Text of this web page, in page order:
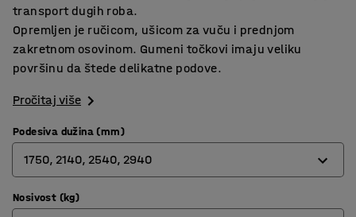
transport dugih roba.
Opremljen je ručicom, ušicom za vuču i prednjom
zakretnom osovinom. Gumeni točkovi imaju veliku
površinu da štede delikatne podove.
Pročitaj više
Podesiva dužina (mm)
1750, 2140, 2540, 2940
1750, 2140, 2540, 2940
Nosivost (kg)